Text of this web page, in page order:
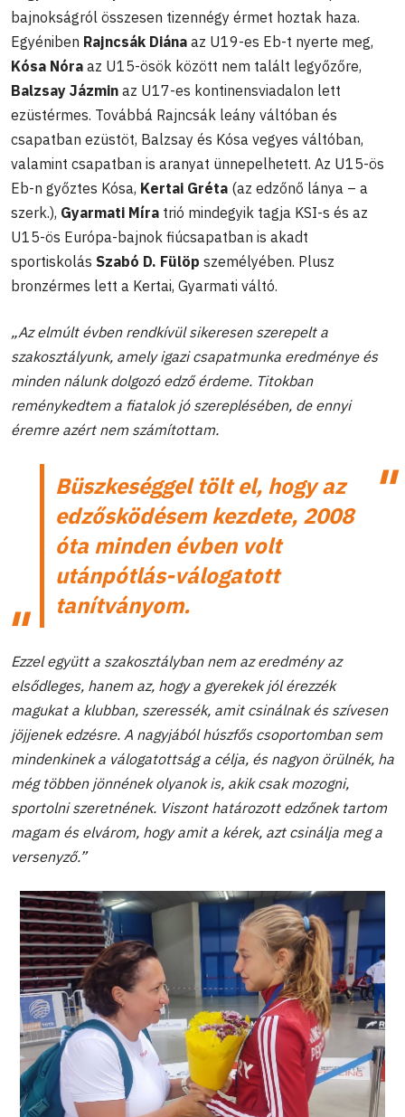
bajnokságról összesen tizennégy érmet hoztak haza.
Egyéniben Rajncsák Diána az U19-es Eb-t nyerte meg,
Kósa Nóra az U15-ösök között nem talált legyőzőre,
Balzsay Jázmin az U17-es kontinensviadalon lett
ezüstérmes. Továbbá Rajncsák leány váltóban és
csapatban ezüstöt, Balzsay és Kósa vegyes váltóban,
valamint csapatban is aranyat ünnepelhetett. Az U15-ös
Eb-n győztes Kósa, Kertai Gréta (az edzőnő lánya – a
szerk.), Gyarmati Míra trió mindegyik tagja KSI-s és az
U15-ös Európa-bajnok fiúcsapatban is akadt
sportiskolás Szabó D. Fülöp személyében. Plusz
bronzérmes lett a Kertai, Gyarmati váltó.
„Az elmúlt évben rendkívül sikeresen szerepelt a
szakosztályunk, amely igazi csapatmunka eredménye és
minden nálunk dolgozó edző érdeme. Titokban
reménykedtem a fiatalok jó szereplésében, de ennyi
éremre azért nem számítottam.
Büszkeséggel tölt el, hogyaz
edzősködésem kezdete, 2008
óta minden évben volt
utánpótlás-válogatott
tanítványom.
Ezzel együtt a szakosztályban nem az eredmény az
elsődleges, hanem az, hogy a gyerekek jól érezzék
magukat a klubban, szeressék, amit csinálnak és szívesen
jöjjenek edzésre. A nagyjából húszfős csoportomban sem
mindenkinek a válogatottság a célja, és nagyon örülnék, ha
még többen jönnének olyanok is, akik csak mozogni,
sportolni szeretnének. Viszont határozott edzőnek tartom
magam és elvárom, hogy amit a kérek, azt csinálja meg a
versenyző.”